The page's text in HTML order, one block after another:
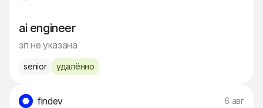
ai engineer
зп не указана
senior удалённо
findev 6 авг